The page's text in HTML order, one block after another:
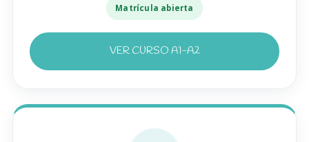
Matrícula abierta
VER CURSO A1-A2